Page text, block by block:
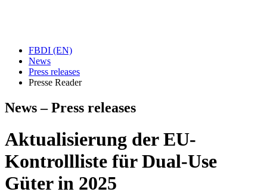
FBDI (EN)
News
Press releases
Presse Reader
News – Press releases
Aktualisierung der EU-
Kontrollliste für Dual-Use
Güter in 2025